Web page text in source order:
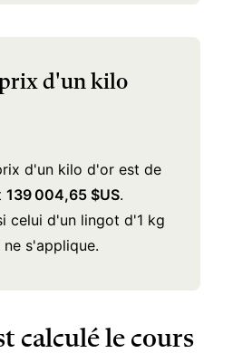
d'un kilo
d'un kilo d'or est de
139 004,65 $US.
celui d'un lingot d'1 kg
s'applique.
calculé le cours